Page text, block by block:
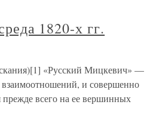
1820-х гг.
«Русский Мицкевич» —
взаимоотношений, и совершенно
прежде всего на ее вершинных